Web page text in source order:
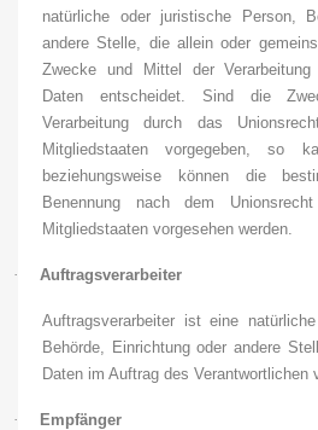
natürliche oder juristische Person,
andere Stelle, die allein oder
Zwecke und Mittel der Verarbeitung
Daten entscheidet. Sind die
Verarbeitung durch das
Mitgliedstaaten vorgegeben, so
beziehungsweise können die
Benennung nach dem
Mitgliedstaaten vorgesehen werden.
· Auftragsverarbeiter
Auftragsverarbeiter ist eine
Behörde, Einrichtung oder andere
Daten im Auftrag des Verantwortlichen
· Empfänger